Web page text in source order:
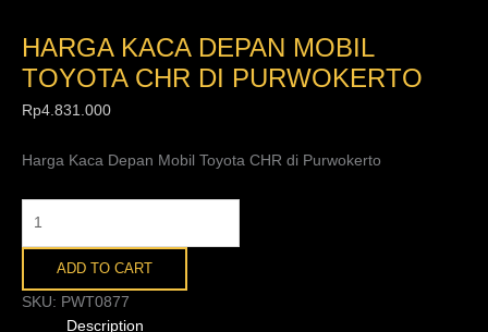
HARGA KACA DEPAN MOBIL
TOYOTA CHR DI PURWOKERTO
Rp4.831.000
Harga Kaca Depan Mobil Toyota CHR di Purwokerto
ADD TO CART
SKU: PWT0877
Description